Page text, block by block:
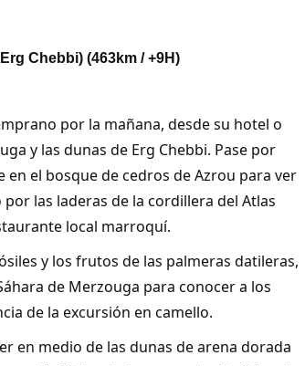
Chebbi) (463km / +9H)
por la mañana, desde su hotel o
y las dunas de Erg Chebbi. Pase por
el bosque de cedros de Azrou para ver
las laderas de la cordillera del Atlas
local marroquí.
y los frutos de las palmeras datileras,
de Merzouga para conocer a los
de la excursión en camello.
en medio de las dunas de arena dorada